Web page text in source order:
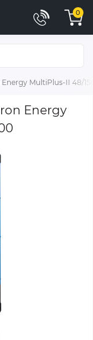
0
MultiPlus-II 48/
Energy